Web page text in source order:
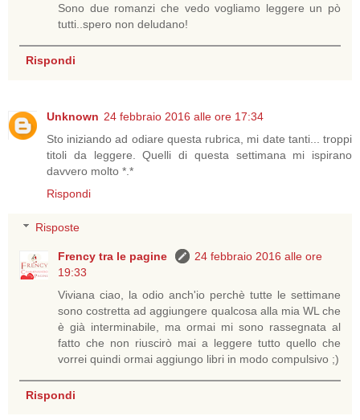
Sono due romanzi che vedo vogliamo leggere un pò
tutti..spero non deludano!
Rispondi
Unknown 24 febbraio 2016 alle ore 17:34
Sto iniziando ad odiare questa rubrica, mi date tanti... troppi
titoli da leggere. Quelli di questa settimana mi ispirano
davvero molto *.*
Rispondi
Risposte
Frency tra le pagine
24 febbraio 2016 alle ore
19:33
Viviana ciao, la odio anch'io perchè tutte le settimane
sono costretta ad aggiungere qualcosa alla mia WL che
è già interminabile, ma ormai mi sono rassegnata al
fatto che non riuscirò mai a leggere tutto quello che
vorrei quindi ormai aggiungo libri in modo compulsivo ;)
Rispondi